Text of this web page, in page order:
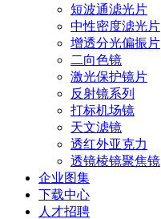
短波通滤光片
中性密度滤光片
增透分光偏振片
二向色镜
激光保护镜片
反射镜系列
打标机场镜
天文滤镜
透红外亚克力
透镜棱镜聚焦镜
企业图集
下载中心
人才招聘